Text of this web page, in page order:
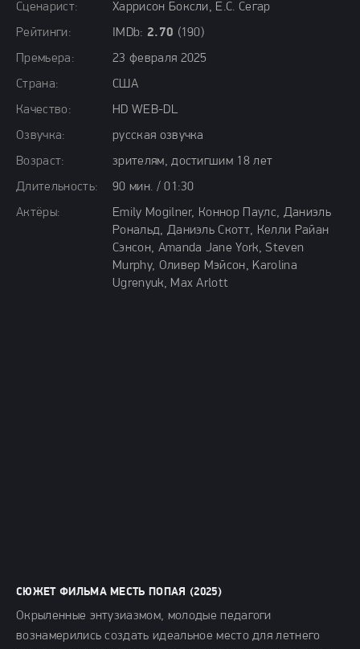
Сценарист:
Харрисон Боксли, Е.С. Сегар
Рейтинги:
IMDb: 2.70 (190)
Премьера:
23 февраля 2025
Страна:
США
Качество:
HD WEB-DL
Озвучка:
русская озвучка
Возраст:
зрителям, достигшим 18 лет
Длительность:
90 мин. / 01:30
Актёры:
Emily Mogilner, Коннор Паулс, Даниэль
Рональд, Даниэль Скотт, Келли Райан
Сэнсон, Amanda Jane York, Steven
Murphy, Оливер Мэйсон, Karolina
Ugrenyuk, Max Arlott
СЮЖЕТ ФИЛЬМА МЕСТЬ ПОПАЯ (2025)
Окрыленные энтузиазмом, молодые педагоги
вознамерились создать идеальное место для летнего